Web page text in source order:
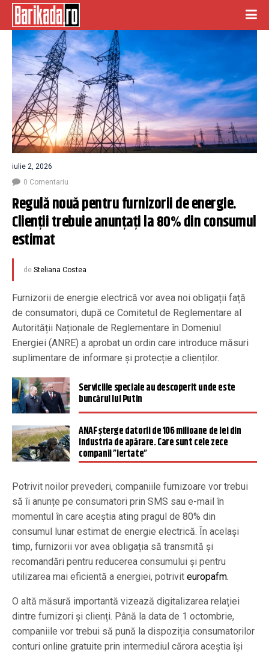
iulie 2, 2026
0 Comentariu
Regulă nouă pentru furnizorii de energie.
Clienții trebuie anunțați la 80% din consumul
estimat
de Steliana Costea
Furnizorii de energie electrică vor avea noi obligații față
de consumatori, după ce Comitetul de Reglementare al
Autorității Naționale de Reglementare în Domeniul
Energiei (ANRE) a aprobat un ordin care introduce măsuri
suplimentare de informare și protecție a clienților.
Serviciile speciale au descoperit unde este
buncărul lui Putin
ANAF șterge datorii de 106 milioane de lei din
industria de apărare. Care sunt cele zece
companii ”iertate”
Potrivit noilor prevederi, companiile furnizoare vor trebui
să îi anunțe pe consumatori prin SMS sau e-mail în
momentul în care aceștia ating pragul de 80% din
consumul lunar estimat de energie electrică. În același
timp, furnizorii vor avea obligația să transmită și
recomandări pentru reducerea consumului și pentru
utilizarea mai eficientă a energiei, potrivit europafm.
O altă măsură importantă vizează digitalizarea relației
dintre furnizori și clienți. Până la data de 1 octombrie,
companiile vor trebui să pună la dispoziția consumatorilor
conturi online gratuite prin intermediul cărora aceștia își